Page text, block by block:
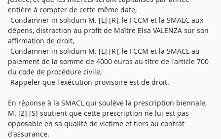
entière à compter de cette même date,
-Condamner in solidum M. [L] [R], le FCCM et la SMALC aux
dépens, distraction au profit de Maître Elsa VALENZA sur son
affirmation de droit,
-Condamner in solidum M. [L] [R], le FCCM et la SMACL au
paiement de la somme de 4000 euros au titre de l'article 700
du code de procédure civile,
-Rappeler que l'exécution provisoire est de droit.
En réponse à la SMACL qui soulève la prescription biennale,
M. [Z] [S] soutient que cette prescription ne lui est pas
opposable en sa qualité de victime et tiers au contrat
d'assurance.